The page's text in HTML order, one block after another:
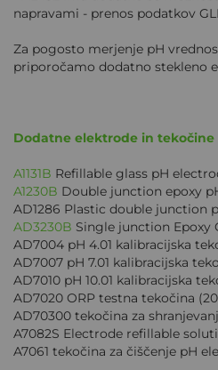
napravami - prenos podatkov
Za pogosto merjenje pH
priporočamo dodatno stekleno
Dodatne elektrode in tekočine
A1131B Refillable glass pH
A1230B Double junction epoxy
AD1286 Plastic double junction
AD3230B Single junction Epoxy
AD7004 pH 4.01 kalibracijska
AD7007 pH 7.01 kalibracijska
AD7010 pH 10.01 kalibracijska
AD7020 ORP testna tekočina
AD70300 tekočina za
A7082S Electrode refillable
A7061 tekočina za čiščenje pH